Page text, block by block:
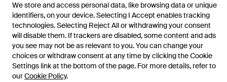
We store and access personal data, like browsing data or unique
identifiers, on your device. Selecting I Accept enables tracking
technologies. Selecting Reject All or withdrawing your consent
will disable them. If trackers are disabled, some content and ads
you see may not be as relevant to you. You can change your
choices or withdraw consent at any time by clicking the Cookie
Settings link at the bottom of the page. For more details, refer to
ourCookie Policy.
Hulp en informatie